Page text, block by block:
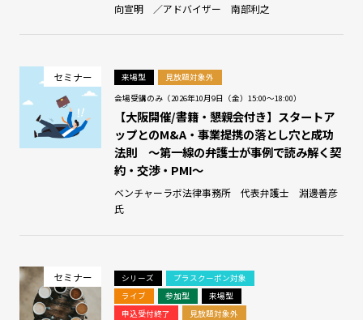
向宣明 ／アドバイザー 南部利之
セミナー 来場型
見放題対象外
会場受講のみ（2026年10月9日（金）15:00～18:00）
【大阪開催/書籍・懇親会付き】スタートア
ップとのM&A・事業提携の落とし穴と成功
法則 ～第一線の弁護士が事例で読み解く契
約・交渉・PMI～
ベンチャーラボ法律事務所 代表弁護士 淵邊善彦
氏
セミナー シリーズ
プラスクーポン対象
ライブ
参加型
来場型
申込受付終了
見放題対象外